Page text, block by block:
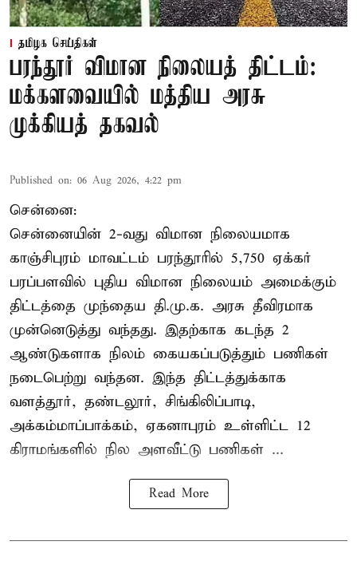
தமிழக செய்திகள்
பரந்தூர் விமான நிலையத் திட்டம்:
மக்களவையில் மத்திய அரசு
முக்கியத் தகவல்
Published on: 06 Aug 2026, 4:22 pm
சென்னை:
சென்னையின் 2-வது விமான நிலையமாக
காஞ்சிபுரம் மாவட்டம் பரந்தூரில் 5,750 ஏக்கர்
பரப்பளவில் புதிய விமான நிலையம் அமைக்கும்
திட்டத்தை முந்தைய தி.மு.க. அரசு தீவிரமாக
முன்னெடுத்து வந்தது. இதற்காக கடந்த 2
ஆண்டுகளாக நிலம் கையகப்படுத்தும் பணிகள்
நடைபெற்று வந்தன. இந்த திட்டத்துக்காக
வளத்தூர், தண்டலூர், சிங்கிலிப்பாடி,
அக்கம்மாப்பாக்கம், ஏகனாபுரம் உள்ளிட்ட 12
கிராமங்களில் நில அளவீட்டு பணிகள் ...
Read More